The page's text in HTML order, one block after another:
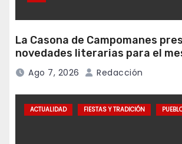
La Casona de Campomanes
novedades literarias para el
Ago 7, 2026 Redacción
ACTUALIDAD FIESTAS Y TRADICIÓN